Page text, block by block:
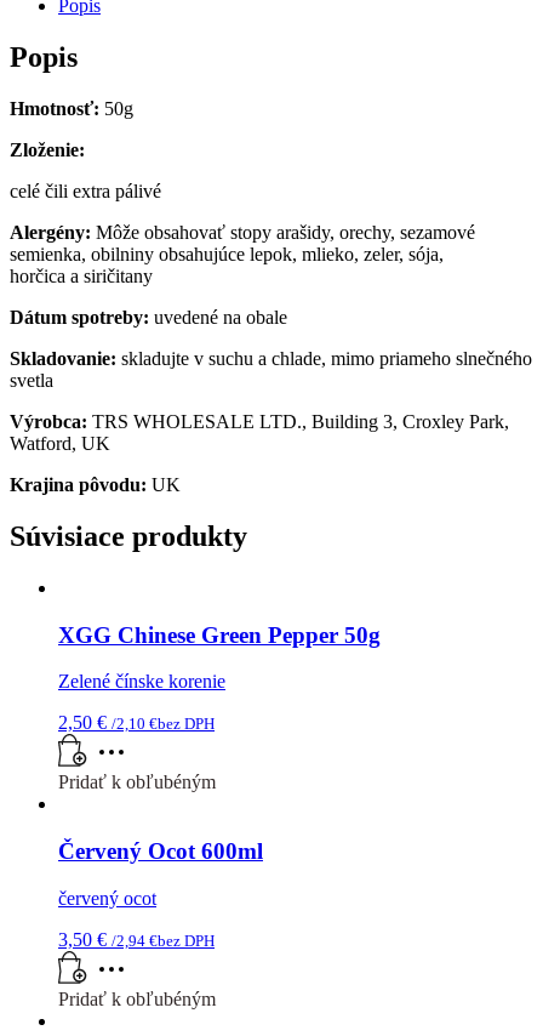
Popis
Popis
Hmotnosť: 50g
Zloženie:
celé čili extra pálivé
Alergény: Môže obsahovať stopy arašidy, orechy, sezamové
semienka, obilniny obsahujúce lepok, mlieko, zeler, sója,
horčica a siričitany
Dátum spotreby: uvedené na obale
Skladovanie: skladujte v suchu a chlade, mimo priameho slnečného
svetla
Výrobca: TRS WHOLESALE LTD., Building 3, Croxley Park,
Watford, UK
Krajina pôvodu: UK
Súvisiace produkty
XGG Chinese Green Pepper 50g
Zelené čínske korenie
2,50 € /2,10 €bez DPH
Pridať k obľubéným
Červený Ocot 600ml
červený ocot
3,50 € /2,94 €bez DPH
Pridať k obľubéným